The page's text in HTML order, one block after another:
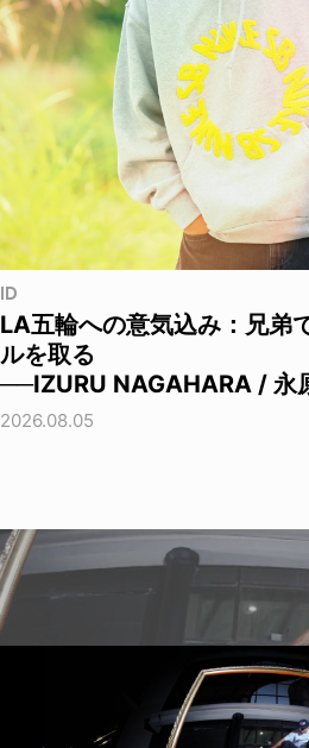
ID
LA五輪への意気込み：兄弟
ルを取る
──IZURU NAGAHARA / 永
2026.08.05